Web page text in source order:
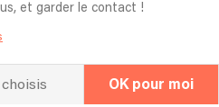
et garder le contact !
choisis OK pour moi